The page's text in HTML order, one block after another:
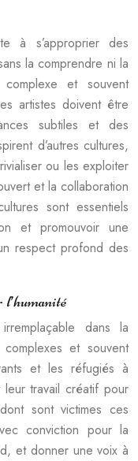
à s’approprier des
la comprendre ni la
et souvent
artistes doivent être
subtiles et des
d’autres cultures,
ou les exploiter
et la collaboration
sont essentiels
et promouvoir une
respect profond des
dans la
et souvent
et les réfugiés à
travail créatif pour
sont victimes ces
conviction pour la
et donner une voix à